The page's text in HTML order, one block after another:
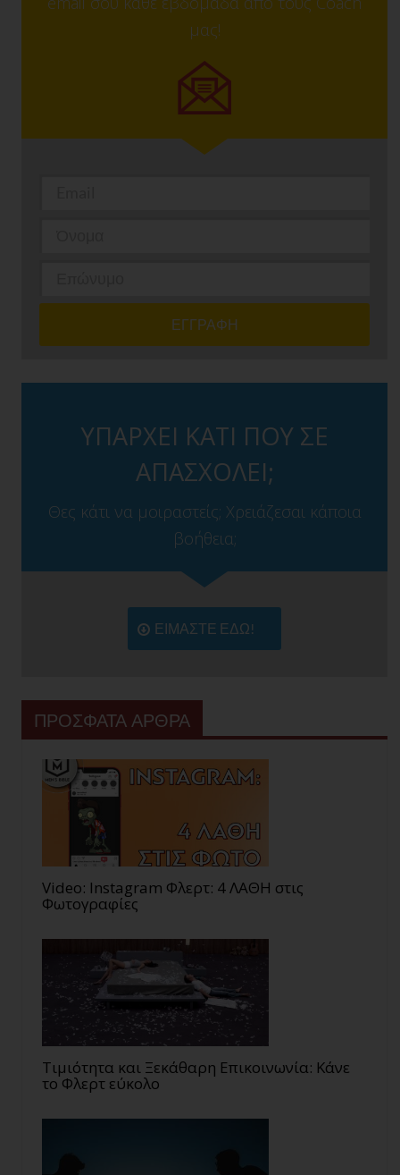
μας!
ΥΠΑΡΧΕΙ ΚΑΤΙ ΠΟΥ ΣΕ
ΑΠΑΣΧΟΛΕΙ;
Θες κάτι να μοιραστείς; Χρειάζεσαι κάποια
βοήθεια;
ΕΙΜΑΣΤΕ ΕΔΩ!
ΠΡΟΣΦΑΤΑ ΑΡΘΡΑ
Video: Instagram Φλερτ: 4 ΛΑΘΗ στις
Φωτογραφίες
Τιμιότητα και Ξεκάθαρη Επικοινωνία: Κάνε
το Φλερτ εύκολο